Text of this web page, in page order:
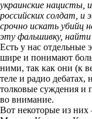
украинские нацисты,
российских солдат,
срочно искать убийц
эту фальшивку,
Есть у нас отдельные
шире и понимают
ними, так как они (к
теле и радио дебатах,
толковые суждения и
во внимание.
Вот некоторые из